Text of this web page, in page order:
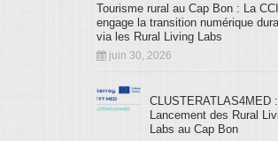
Tourisme rural au Cap Bon : La CCI
engage la transition numérique
via les Rural Living Labs
juin 30, 2026
CLUSTERATLAS4MED :
Lancement des Rural
Labs au Cap Bon